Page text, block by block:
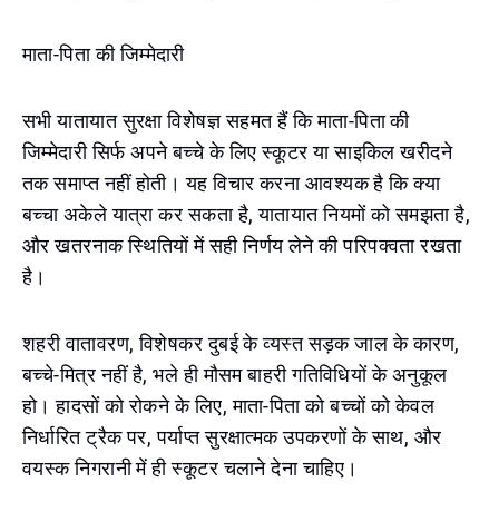
माता-पिता की जिम्मेदारी
सभी यातायात सुरक्षा विशेषज्ञ सहमत हैं कि माता-पिता की
जिम्मेदारी सिर्फ अपने बच्चे के लिए स्कूटर या साइकिल खरीदने
तक समाप्त नहीं होती। यह विचार करना आवश्यक है कि क्या
बच्चा अकेले यात्रा कर सकता है, यातायात नियमों को समझता है,
और खतरनाक स्थितियों में सही निर्णय लेने की परिपक्वता रखता
है।
शहरी वातावरण, विशेषकर दुबई के व्यस्त सड़क जाल के कारण,
बच्चे-मित्र नहीं है, भले ही मौसम बाहरी गतिविधियों के अनुकूल
हो। हादसों को रोकने के लिए, माता-पिता को बच्चों को केवल
निर्धारित ट्रैक पर, पर्याप्त सुरक्षात्मक उपकरणों के साथ, और
वयस्क निगरानी में ही स्कूटर चलाने देना चाहिए।